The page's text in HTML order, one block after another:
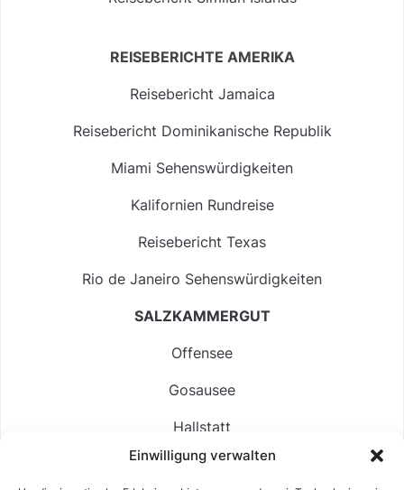
Einwilligung verwalten
REISEBERICHTE AMERIKA
Reisebericht Jamaica
Reisebericht Dominikanische Republik
Miami Sehenswürdigkeiten
Kalifornien Rundreise
Reisebericht Texas
Rio de Janeiro Sehenswürdigkeiten
SALZKAMMERGUT
Offensee
Gosausee
Hallstatt
Langbathsee